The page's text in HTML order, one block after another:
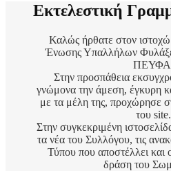
Εκτελεστική
Καλώς ήρθατε στον
Ένωσης Υπαλλήλων
Στην προσπάθεια
γνώμονα την άμεση, έγκυρη
με τα μέλη της, προχώρησε
του site.
Στην συγκεκριμένη
τα νέα του Συλλόγου, τις
Τύπου που αποστέλλει και
δράση του